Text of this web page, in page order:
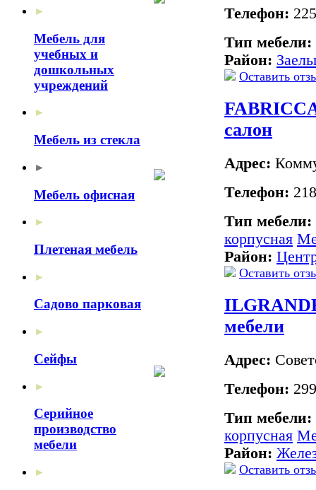
►
Мебель для
учебных и
дошкольных
учреждений
►
Мебель из стекла
►
Мебель офисная
►
Плетеная мебель
►
Садово парковая
►
Сейфы
►
Серийное
производство
мебели
►
Телефон:
Тип мебели:
Район:
Оставить
салон
Адрес:
Телефон:
Тип мебели:
корпусная
Район:
Оставить
мебели
Адрес:
Телефон:
Тип мебели:
корпусная
Район:
Оставить